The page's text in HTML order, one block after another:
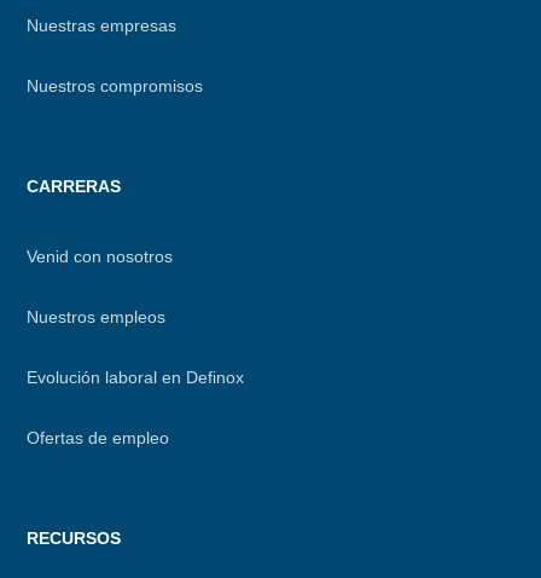
Nuestras empresas
Nuestros compromisos
CARRERAS
Venid con nosotros
Nuestros empleos
Evolución laboral en Definox
Ofertas de empleo
RECURSOS